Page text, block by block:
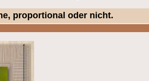
proportional oder nicht.